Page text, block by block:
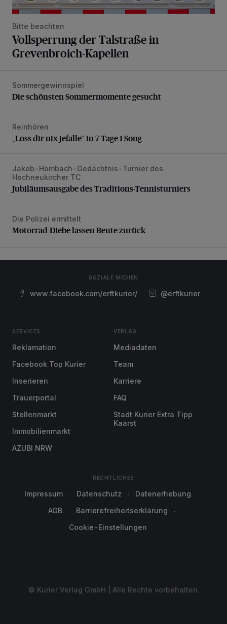
Bitte beachten
Vollsperrung der Talstraße in
Grevenbroich-Kapellen
Die schönsten Sommermomente gesucht
Sommergewinnspiel
Die schönsten Sommermomente gesucht
„Loss dir nix jefalle“ in 7 Tage 1 Song
Reinhören
„Loss dir nix jefalle“ in 7 Tage 1 Song
Jubiläumsausgabe des Traditions-Tennisturniers
Jakob-Hombach-Gedächtnis-Turnier des
Hochneukircher TC
Jubiläumsausgabe des Traditions-Tennisturniers
Motorrad-Diebe lassen Beute zurück
Die Polizei ermittelt
Motorrad-Diebe lassen Beute zurück
SOZIALE MEDIEN
www.facebook.com/erftkurier/ @erftkurier
SERVICES
Reklamation
Facebook Top Kurier
Inserieren
Trauerportal
Stellenmarkt
Immobilienmarkt
AZUBI NRW
VERLAG
Mediadaten
Team
Karriere
FAQ
Stadt Kurier Extra Tipp
Kaarst
RECHTLICHES
Impressum Datenschutz
Datenerhebung
AGB
Barrierefreiheitserklärung
Cookie-Einstellungen
© Kurier Verlag GmbH | Alle Rechte vorbehalten.